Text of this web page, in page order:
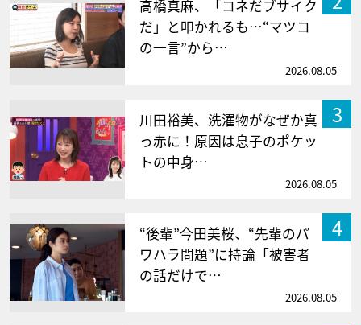
高橋真麻、「コネだブサイク
だ」と叩かれるも…“マツコ
の一言”から…
2026.08.05
3
川田裕美、洗濯物がなぜか真
っ赤に！原因は息子のポケッ
トの中身…
2026.08.05
4
“後輩”今田美桜、“先輩のパ
ワハラ問題”に持論「被害者
の話だけで…
2026.08.05